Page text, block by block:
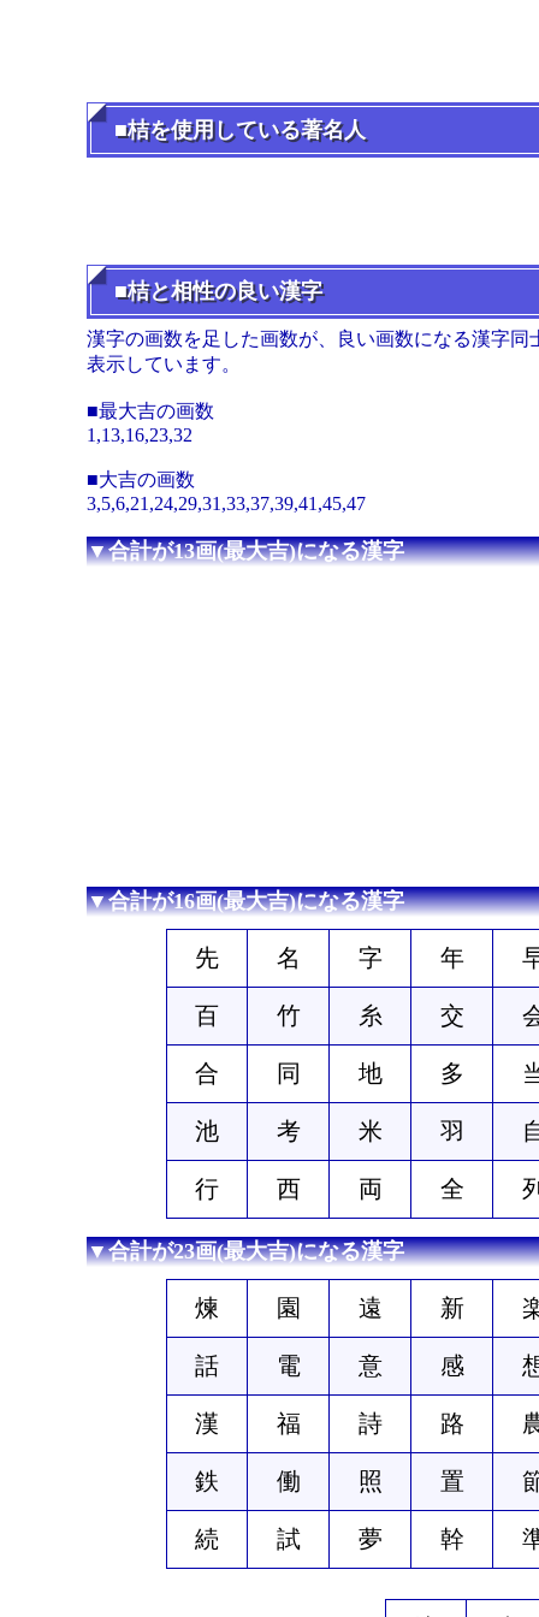
■桔を使用している著名人
■桔と相性の良い漢字
漢字の画数を足した画数が、良い画数になる漢字
表示しています。
■最大吉の画数
1,13,16,23,32
■大吉の画数
3,5,6,21,24,29,31,33,37,39,41,45,47
▼合計が13画(最大吉)になる漢字
▼合計が16画(最大吉)になる漢字
先 名 字 年
百 竹 糸 交
合 同 地 多
池 考 米 羽
行 西 両 全
▼合計が23画(最大吉)になる漢字
煉 園 遠 新
話 電 意 感
漢 福 詩 路
鉄 働 照 置
続 試 夢 幹